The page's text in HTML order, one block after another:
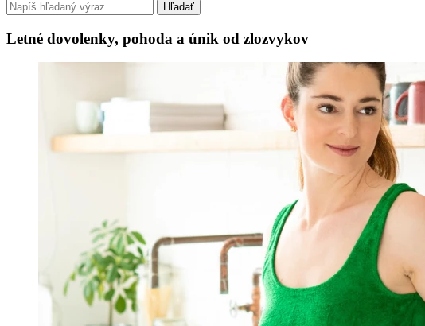
Hľadať
Letné dovolenky, pohoda a únik od zlozvykov